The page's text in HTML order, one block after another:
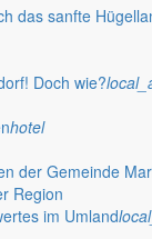
das sanfte
Doch wie?
hotel
der Gemeinde
Region
im Umland